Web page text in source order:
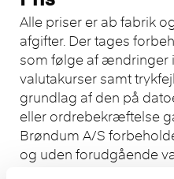
Alle priser er ab fabrik
afgifter. Der tages
som følge af ændringer
valutakurser samt
grundlag af den på
eller ordrebekræftelse
Brøndum A/S
og uden forudgående